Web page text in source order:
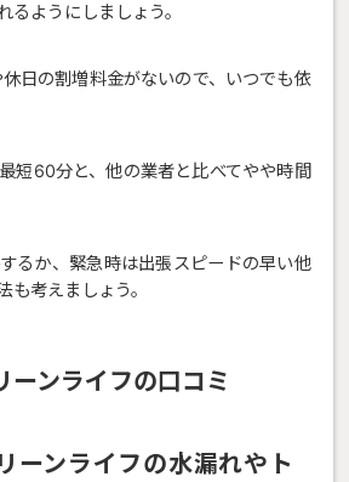
るようにしましょう。
日の割増料金がないので、いつでも依
短60分と、他の業者と比べてやや時間
るか、緊急時は出張スピードの早い他
も考えましょう。
ーンライフの口コミ
ーンライフの水漏れやト